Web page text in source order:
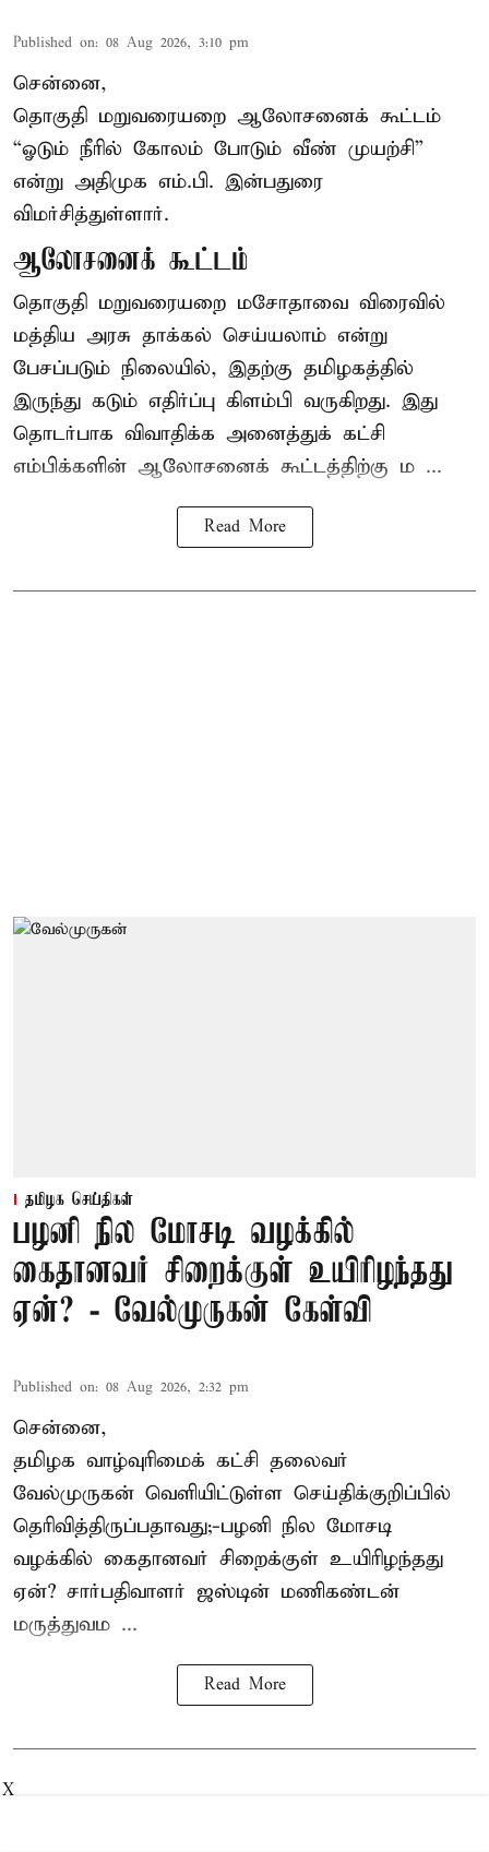
Published on: 08 Aug 2026, 3:10 pm
சென்னை,
தொகுதி மறுவரையறை ஆலோசனைக் கூட்டம்
“ஓடும் நீரில் கோலம் போடும் வீண் முயற்சி”
என்று அதிமுக எம்.பி. இன்பதுரை
விமர்சித்துள்ளார்.
ஆலோசனைக் கூட்டம்
தொகுதி மறுவரையறை மசோதாவை விரைவில்
மத்திய அரசு தாக்கல் செய்யலாம் என்று
பேசப்படும் நிலையில், இதற்கு தமிழகத்தில்
இருந்து கடும் எதிர்ப்பு கிளம்பி வருகிறது. இது
தொடர்பாக விவாதிக்க அனைத்துக் கட்சி
எம்பிக்களின் ஆலோசனைக் கூட்டத்திற்கு ம ...
Read More
தமிழக செய்திகள்
பழனி நில மோசடி வழக்கில்
கைதானவர் சிறைக்குள் உயிரிழந்தது
ஏன்? - வேல்முருகன் கேள்வி
Published on: 08 Aug 2026, 2:32 pm
சென்னை,
தமிழக வாழ்வுரிமைக் கட்சி தலைவர்
வேல்முருகன் வெளியிட்டுள்ள செய்திக்குறிப்பில்
தெரிவித்திருப்பதாவது;-பழனி நில மோசடி
வழக்கில் கைதானவர் சிறைக்குள் உயிரிழந்தது
ஏன்? சார்பதிவாளர் ஜஸ்டின் மணிகண்டன்
மருத்துவம ...
Read More
X